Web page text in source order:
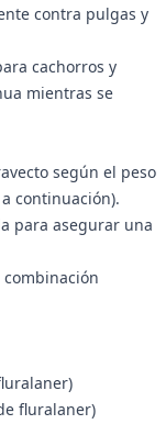
contra pulgas y
cachorros y
mientras se
según el peso
continuación).
para asegurar una
fluralaner)